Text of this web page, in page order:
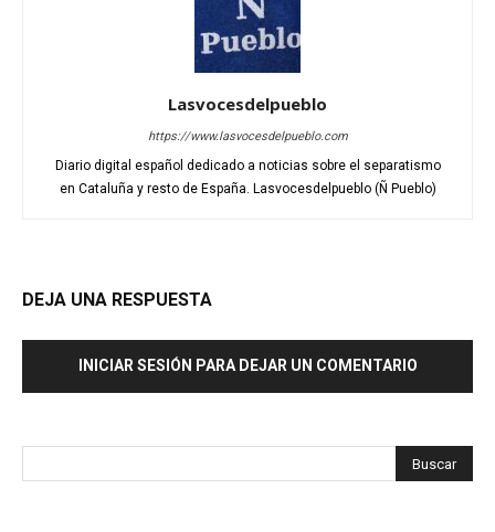
Lasvocesdelpueblo
https://www.lasvocesdelpueblo.com
Diario digital español dedicado a noticias sobre el separatismo
en Cataluña y resto de España. Lasvocesdelpueblo (Ñ Pueblo)
DEJA UNA RESPUESTA
INICIAR SESIÓN PARA DEJAR UN COMENTARIO